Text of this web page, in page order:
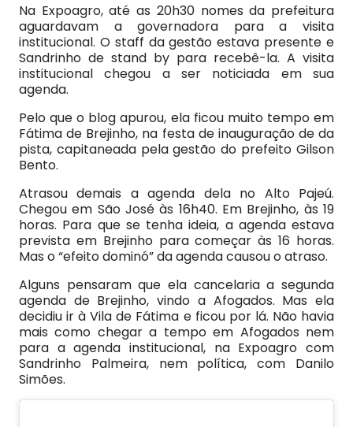
Na Expoagro, até as 20h30 nomes da prefeitura
aguardavam a governadora para a visita
institucional. O staff da gestão estava presente e
Sandrinho de stand by para recebê-la. A visita
institucional chegou a ser noticiada em sua
agenda.
Pelo que o blog apurou, ela ficou muito tempo em
Fátima de Brejinho, na festa de inauguração de da
pista, capitaneada pela gestão do prefeito Gilson
Bento.
Atrasou demais a agenda dela no Alto Pajeú.
Chegou em São José às 16h40. Em Brejinho, às 19
horas. Para que se tenha ideia, a agenda estava
prevista em Brejinho para começar às 16 horas.
Mas o “efeito dominó” da agenda causou o atraso.
Alguns pensaram que ela cancelaria a segunda
agenda de Brejinho, vindo a Afogados. Mas ela
decidiu ir à Vila de Fátima e ficou por lá. Não havia
mais como chegar a tempo em Afogados nem
para a agenda institucional, na Expoagro com
Sandrinho Palmeira, nem política, com Danilo
Simões.